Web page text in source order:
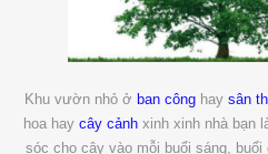
Khu vườn nhỏ ở ban cônghay sân
hoa hay cây cảnh xinh xinh nhà bạn
sóc cho cây vào mỗi buổi sáng,